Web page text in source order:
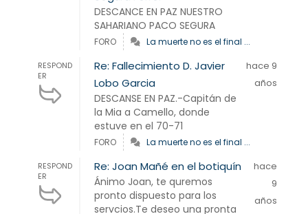
DESCANCE EN PAZ NUESTRO
SAHARIANO PACO SEGURA
FORO La muerte no es el final ...
RESPOND
ER
Re: Fallecimiento D. Javier
Lobo Garcia
DESCANSE EN PAZ.-Capitán de
la Mia a Camello, donde
estuve en el 70-71
hace 9
años
FORO La muerte no es el final ...
RESPOND
ER
Re: Joan Mañé en el botiquín
Ánimo Joan, te quremos
pronto dispuesto para los
servcios.Te deseo una pronta
hace
9
años